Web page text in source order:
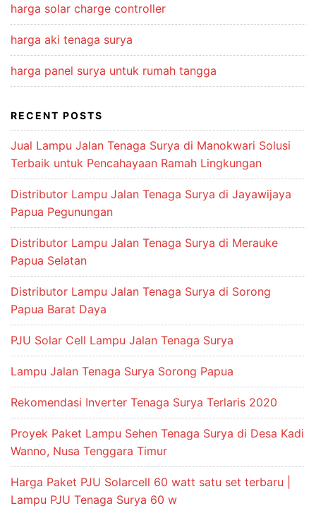
harga solar charge controller
harga aki tenaga surya
harga panel surya untuk rumah tangga
RECENT POSTS
Jual Lampu Jalan Tenaga Surya di Manokwari Solusi
Terbaik untuk Pencahayaan Ramah Lingkungan
Distributor Lampu Jalan Tenaga Surya di Jayawijaya
Papua Pegunungan
Distributor Lampu Jalan Tenaga Surya di Merauke
Papua Selatan
Distributor Lampu Jalan Tenaga Surya di Sorong
Papua Barat Daya
PJU Solar Cell Lampu Jalan Tenaga Surya
Lampu Jalan Tenaga Surya Sorong Papua
Rekomendasi Inverter Tenaga Surya Terlaris 2020
Proyek Paket Lampu Sehen Tenaga Surya di Desa Kadi
Wanno, Nusa Tenggara Timur
Harga Paket PJU Solarcell 60 watt satu set terbaru |
Lampu PJU Tenaga Surya 60 w